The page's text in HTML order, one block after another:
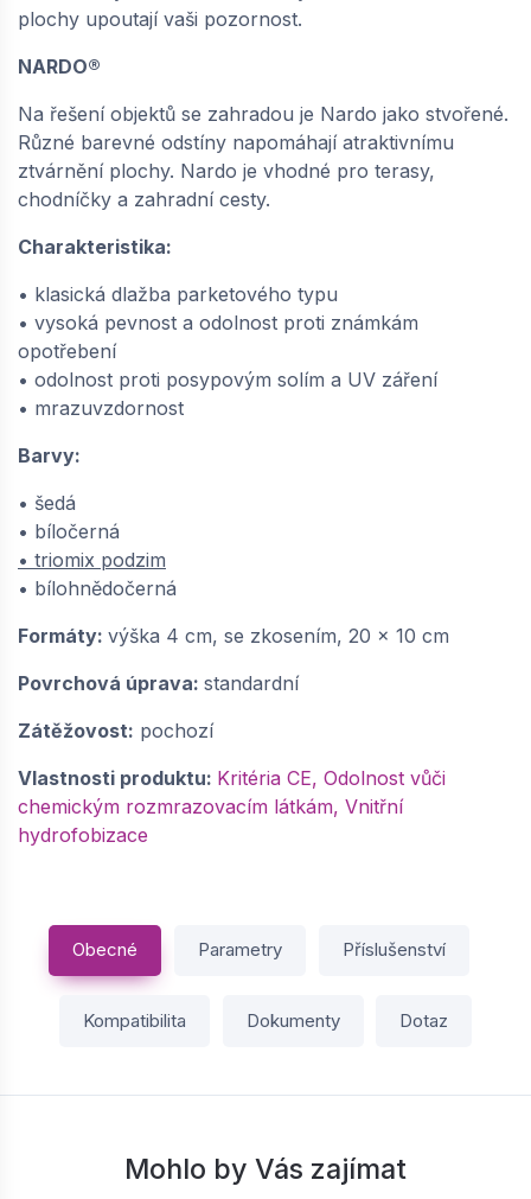
plochy upoutají vaši pozornost.
NARDO®
Na řešení objektů se zahradou je Nardo jako stvořené.
Různé barevné odstíny napomáhají atraktivnímu
ztvárnění plochy. Nardo je vhodné pro terasy,
chodníčky a zahradní cesty.
Charakteristika:
• klasická dlažba parketového typu
• vysoká pevnost a odolnost proti známkám
opotřebení
• odolnost proti posypovým solím a UV záření
• mrazuvzdornost
Barvy:
• šedá
• bíločerná
• triomix podzim
• bílohnědočerná
Formáty: výška 4 cm, se zkosením, 20 x 10 cm
Povrchová úprava: standardní
Zátěžovost: pochozí
Vlastnosti produktu: Kritéria CE, Odolnost vůči
chemickým rozmrazovacím látkám, Vnitřní
hydrofobizace
Obecné Parametry Příslušenství
Kompatibilita Dokumenty Dotaz
Mohlo by Vás zajímat